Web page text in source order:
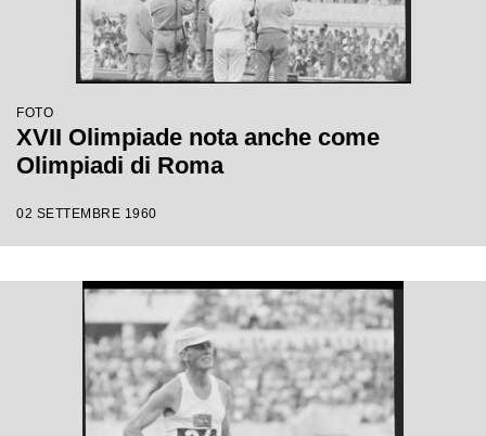
FOTO
XVII Olimpiade nota anche come
Olimpiadi di Roma
02 SETTEMBRE 1960